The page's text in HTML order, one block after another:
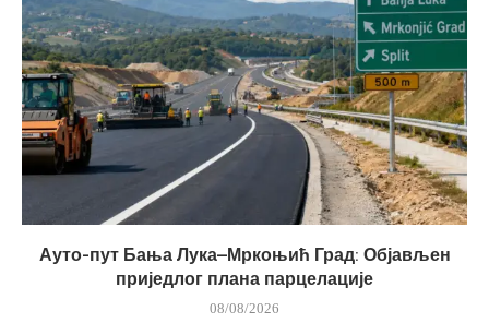
Ауто-пут Бања Лука–Мркоњић Град: Објављен
приједлог плана парцелације
08/08/2026